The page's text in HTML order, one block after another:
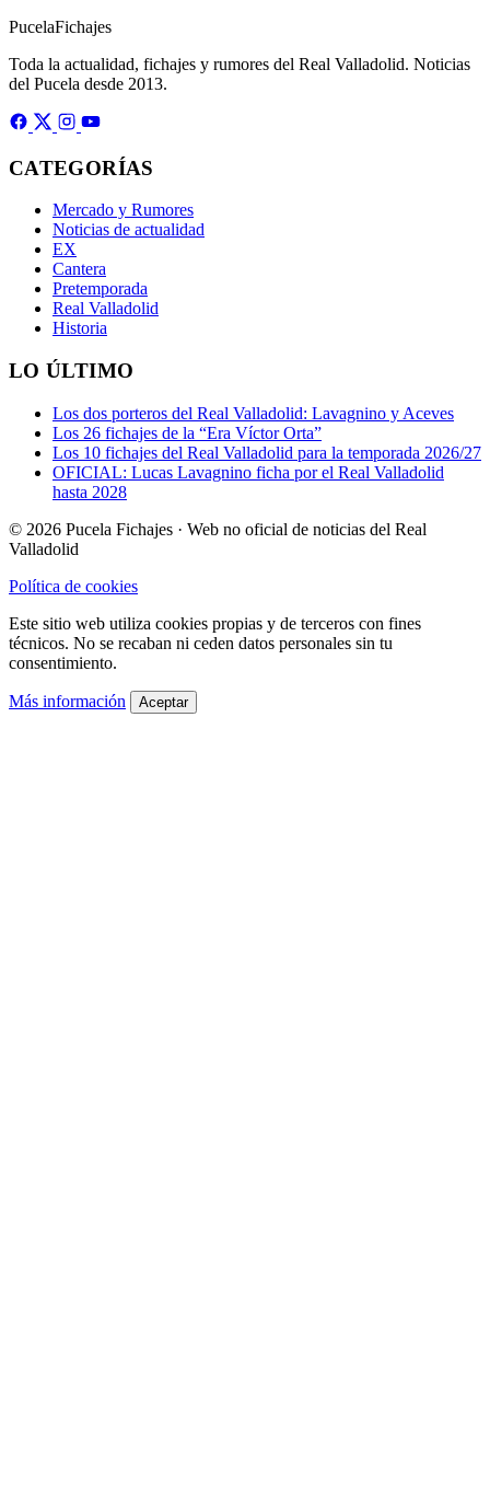
PucelaFichajes
Toda la actualidad, fichajes y rumores del Real Valladolid. Noticias
del Pucela desde 2013.
CATEGORÍAS
Mercado y Rumores
Noticias de actualidad
EX
Cantera
Pretemporada
Real Valladolid
Historia
LO ÚLTIMO
Los dos porteros del Real Valladolid: Lavagnino y Aceves
Los 26 fichajes de la “Era Víctor Orta”
Los 10 fichajes del Real Valladolid para la temporada 2026/27
OFICIAL: Lucas Lavagnino ficha por el Real Valladolid
hasta 2028
© 2026 Pucela Fichajes · Web no oficial de noticias del Real
Valladolid
Política de cookies
Este sitio web utiliza cookies propias y de terceros con fines
técnicos. No se recaban ni ceden datos personales sin tu
consentimiento.
Más información Aceptar